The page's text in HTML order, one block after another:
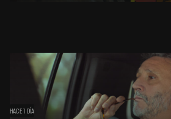
HACE 1 DÍA